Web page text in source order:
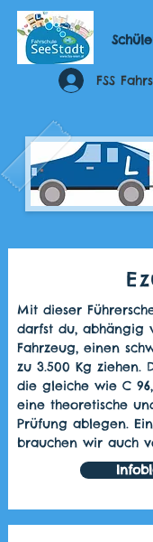
FSS
Mit dieser
darfst du, abhängig
Fahrzeug, einen
zu 3.500 Kg ziehen.
die gleiche wie C
eine theoretische
Prüfung ablegen.
brauchen wir auch